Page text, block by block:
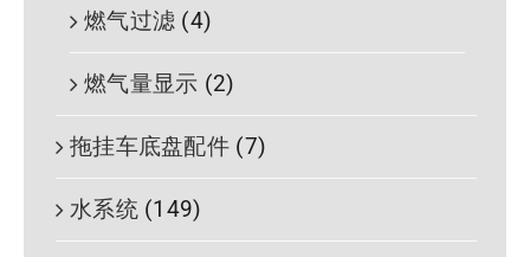
燃气过滤 (4)
燃气量显示 (2)
拖挂车底盘配件 (7)
水系统 (149)